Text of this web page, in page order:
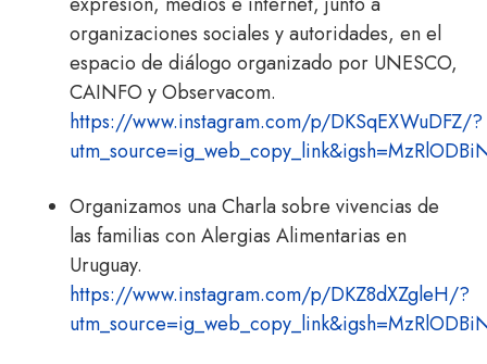
organizaciones sociales y autoridades, en el
espacio de diálogo organizado por UNESCO,
CAINFO y Observacom.
https://www.instagram.com/p/DKSqEXWuDFZ/?
Organizamos una Charla sobre vivencias de
las familias con Alergias Alimentarias en
Uruguay.
https://www.instagram.com/p/DKZ8dXZgleH/?